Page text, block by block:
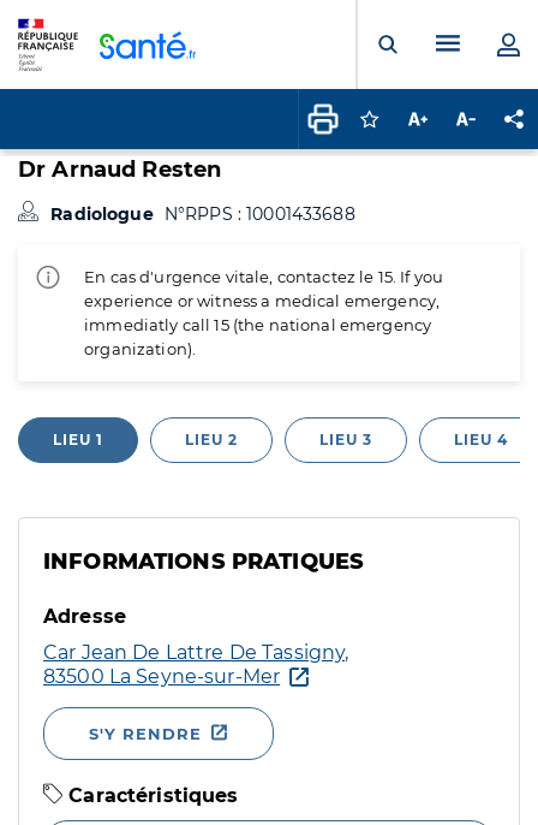
Ouvrir laMenu
Connectez-vous
Augmenter la
Dr Arnaud Resten
Radiologue N°RPPS : 10001433688
En cas d'urgence vitale, contactez le 15. If you
experience or witness a medical emergency,
immediatly call 15 (the national emergency
organization).
LIEU 1 LIEU 2 LIEU 3 LIEU 4
INFORMATIONS PRATIQUES
Adresse
Car Jean De Lattre De Tassigny,
83500 La Seyne-sur-Mer
S'Y RENDRE
Caractéristiques